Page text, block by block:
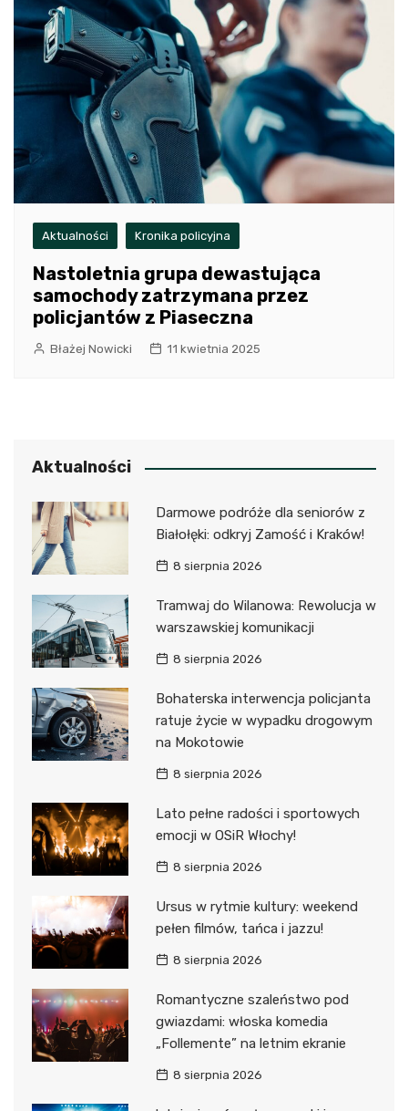
Aktualności Kronika policyjna
Nastoletnia grupa dewastująca
samochody zatrzymana przez
policjantów z Piaseczna
Błażej Nowicki 11 kwietnia 2025
Aktualności
Darmowe podróże dla seniorów z
Białołęki: odkryj Zamość i Kraków!
8 sierpnia 2026
Tramwaj do Wilanowa: Rewolucja w
warszawskiej komunikacji
8 sierpnia 2026
Bohaterska interwencja policjanta
ratuje życie w wypadku drogowym
na Mokotowie
8 sierpnia 2026
Lato pełne radości i sportowych
emocji w OSiR Włochy!
8 sierpnia 2026
Ursus w rytmie kultury: weekend
pełen filmów, tańca i jazzu!
8 sierpnia 2026
Romantyczne szaleństwo pod
gwiazdami: włoska komedia
„Follemente” na letnim ekranie
8 sierpnia 2026